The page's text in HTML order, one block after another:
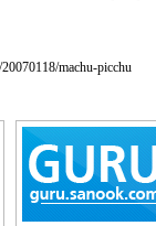
20070118/machu-picchu